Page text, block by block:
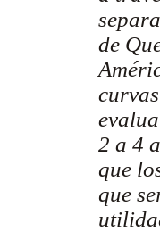
de
2 a 4
que
que